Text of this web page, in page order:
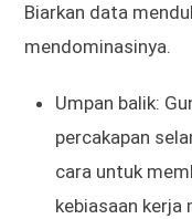
Biarkan data
mendominasinya.
Umpan balik:
percakapan
cara untuk
kebiasaan kerja